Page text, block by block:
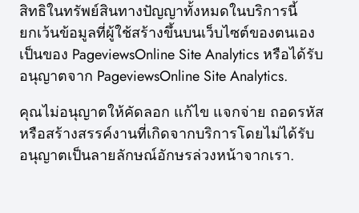
สิทธิในทรัพย์สินทางปัญญาทั้งหมดในบริการนี้
ยกเว้นข้อมูลที่ผู้ใช้สร้างขึ้นบนเว็บไซต์ของตนเอง
เป็นของ PageviewsOnline Site Analytics หรือได้รับ
อนุญาตจาก PageviewsOnline Site Analytics.
คุณไม่อนุญาตให้คัดลอก แก้ไข แจกจ่าย ถอดรหัส
หรือสร้างสรรค์งานที่เกิดจากบริการโดยไม่ได้รับ
อนุญาตเป็นลายลักษณ์อักษรล่วงหน้าจากเรา.